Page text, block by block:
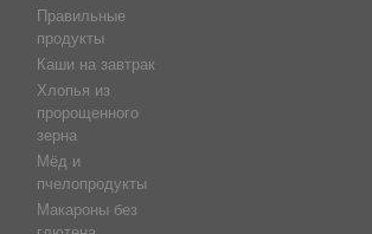
Правильные
продукты
Каши на завтрак
Хлопья из
пророщенного
зерна
Мёд и
пчелопродукты
Макароны без